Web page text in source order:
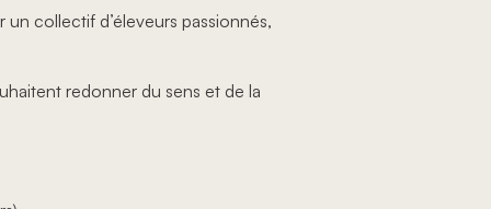
un collectif d’éleveurs passionnés,
redonner du sens et de la